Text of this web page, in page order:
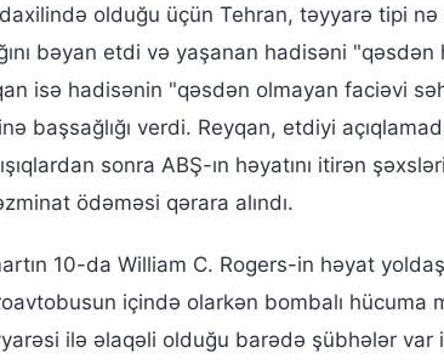
olduğu üçün Tehran, təyyarə tipi nə
bəyan etdi və yaşanan hadisəni "qəsdən
isə hadisənin "qəsdən olmayan faciəvi
başsağlığı verdi. Reyqan, etdiyi
sonra ABŞ-ın həyatını itirən
ödəməsi qərara alındı.
10-da William C. Rogers-in həyat
içində olarkən bombalı hücuma
ilə əlaqəli olduğu barədə şübhələr var